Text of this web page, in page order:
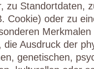
zu Standortdaten,
Cookie) oder zu
Merkmalen
die Ausdruck der
genetischen,